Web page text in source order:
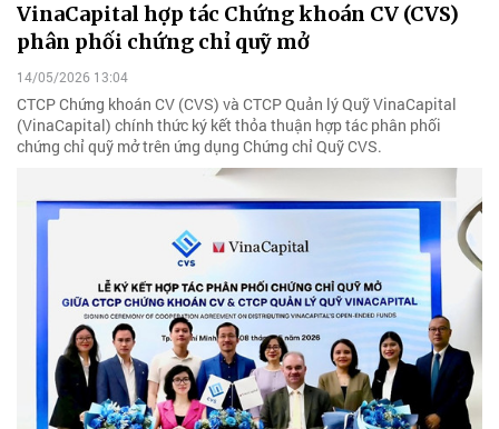
VinaCapital hợp tác Chứng khoán CV (CVS)
phân phối chứng chỉ quỹ mở
14/05/2026 13:04
CTCP Chứng khoán CV (CVS) và CTCP Quản lý Quỹ VinaCapital
(VinaCapital) chính thức ký kết thỏa thuận hợp tác phân phối
chứng chỉ quỹ mở trên ứng dụng Chứng chỉ Quỹ CVS.